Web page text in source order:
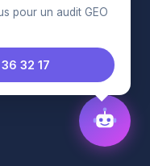
pour un audit GEO
32 17